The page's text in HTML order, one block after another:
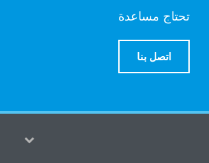
تحتاج مساعدة
اتصل بنا